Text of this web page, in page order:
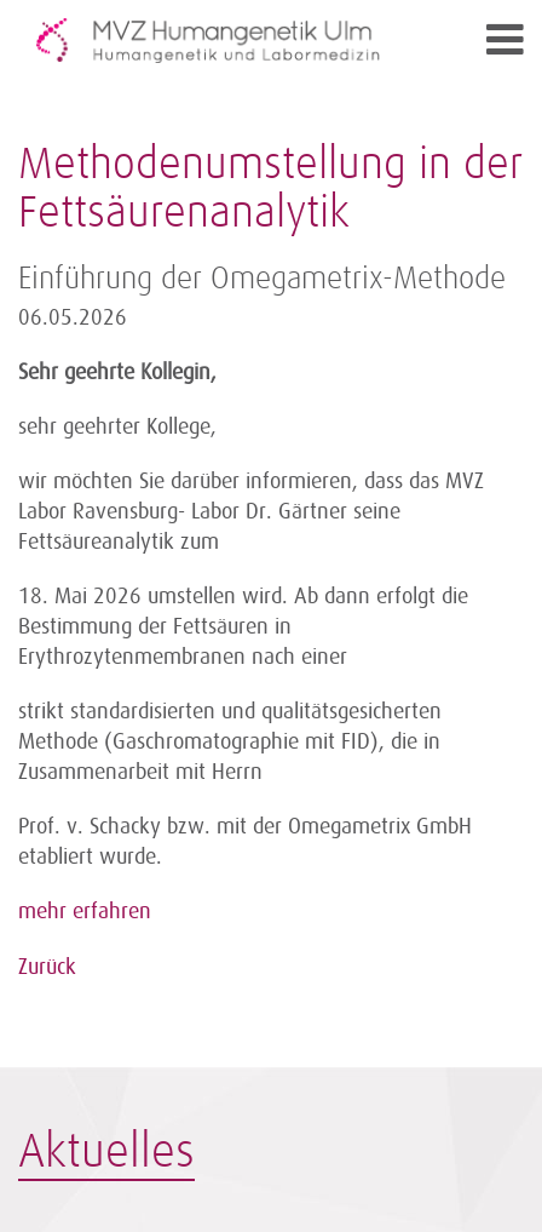
Methodenumstellung in der
Fettsäurenanalytik
Einführung der Omegametrix-Methode
06.05.2026
Sehr geehrte Kollegin,
sehr geehrter Kollege,
wir möchten Sie darüber informieren, dass das MVZ
Labor Ravensburg- Labor Dr. Gärtner seine
Fettsäureanalytik zum
18. Mai 2026 umstellen wird. Ab dann erfolgt die
Bestimmung der Fettsäuren in
Erythrozytenmembranen nach einer
strikt standardisierten und qualitätsgesicherten
Methode (Gaschromatographie mit FID), die in
Zusammenarbeit mit Herrn
Prof. v. Schacky bzw. mit der Omegametrix GmbH
etabliert wurde.
mehr erfahren
Zurück
Aktuelles